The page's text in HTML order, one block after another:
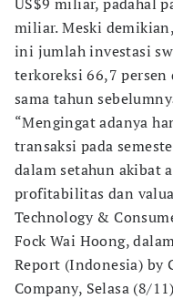
miliar. Meski
ini jumlah investasi
terkoreksi 66,7
sama tahun
“Mengingat adanya
transaksi pada
dalam setahun akibat
profitabilitas dan
Technology &
Fock Wai Hoong,
Report (Indonesia) by
Company, Selasa (8/